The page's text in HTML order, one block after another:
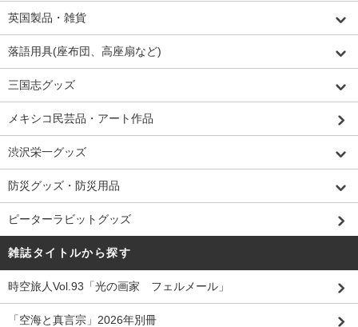
英国製品・雑貨
落語用具(座布団、高座扇など)
三国志グッズ
メキシコ民芸品・アート作品
渋沢栄一グッズ
防災グッズ・防災用品
ピーターラビットグッズ
雑誌タイトルから探す
時空旅人Vol.93「光の画家 フェルメール」
「空海と真言宗」2026年別冊